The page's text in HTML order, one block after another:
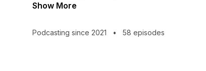
yayınları ile sesli içeriklerimizi de
Show More
Podcasting since 2021 • 58 episodes